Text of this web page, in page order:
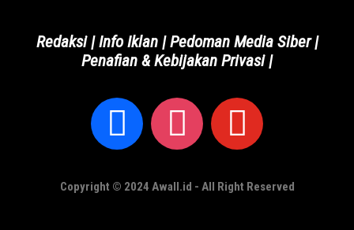
Redaksi|Info Iklan|Pedoman Media Siber|
Penafian & Kebijakan Privasi|
Copyright © 2024 Awall.id - All Right Reserved